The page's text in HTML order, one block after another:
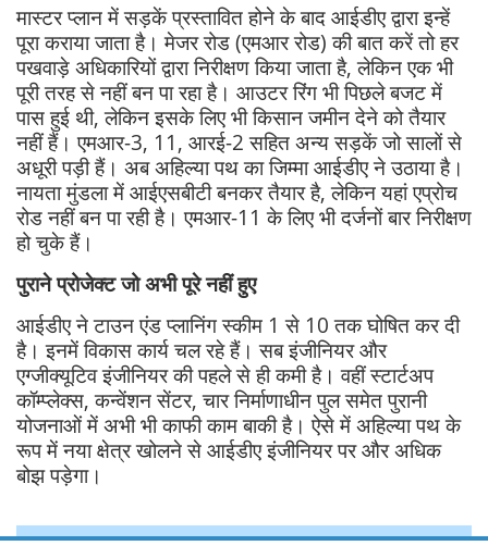
मास्टर प्लान में सड़कें प्रस्तावित होने के बाद आईडीए द्वारा इन्हें
पूरा कराया जाता है। मेजर रोड (एमआर रोड) की बात करें तो हर
पखवाड़े अधिकारियों द्वारा निरीक्षण किया जाता है, लेकिन एक भी
पूरी तरह से नहीं बन पा रहा है। आउटर रिंग भी पिछले बजट में
पास हुई थी, लेकिन इसके लिए भी किसान जमीन देने को तैयार
नहीं हैं। एमआर-3, 11, आरई-2 सहित अन्य सड़कें जो सालों से
अधूरी पड़ी हैं। अब अहिल्या पथ का जिम्मा आईडीए ने उठाया है।
नायता मुंडला में आईएसबीटी बनकर तैयार है, लेकिन यहां एप्रोच
रोड नहीं बन पा रही है। एमआर-11 के लिए भी दर्जनों बार निरीक्षण
हो चुके हैं।
पुराने प्रोजेक्ट जो अभी पूरे नहीं हुए
आईडीए ने टाउन एंड प्लानिंग स्कीम 1 से 10 तक घोषित कर दी
है। इनमें विकास कार्य चल रहे हैं। सब इंजीनियर और
एग्जीक्यूटिव इंजीनियर की पहले से ही कमी है। वहीं स्टार्टअप
कॉम्प्लेक्स, कन्वेंशन सेंटर, चार निर्माणाधीन पुल समेत पुरानी
योजनाओं में अभी भी काफी काम बाकी है। ऐसे में अहिल्या पथ के
रूप में नया क्षेत्र खोलने से आईडीए इंजीनियर पर और अधिक
बोझ पड़ेगा।